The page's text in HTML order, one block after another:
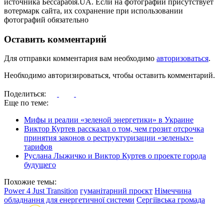
вотермарк сайта, их сохранение при использовании
фотографий обязательно
Оставить комментарий
Для отправки комментария вам необходимо авторизоваться.
Необходимо авторизироваться, чтобы оставить комментарий.
Поделиться:
Еще по теме:
Мифы и реалии «зеленой энергетики» в Украине
Виктор Куртев рассказал о том, чем грозит отсрочка
принятия законов о реструктуризации «зеленых»
тарифов
Руслана Лыжичко и Виктор Куртев о проекте города
будущего
Похожие темы:
Power 4 Just Transition гуманітарний проєкт Німеччина
обладнання для енергетичної системи Сергіївська громада